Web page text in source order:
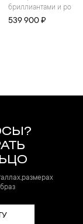
бриллиантами и
539 900 ₽